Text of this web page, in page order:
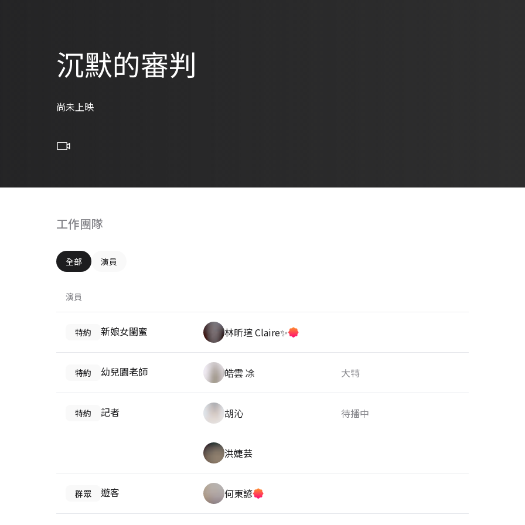
沉默的審判
尚未上映
工作團隊
全部 演員
演員
特約 新娘女閨蜜 林昕瑄 Claire✨
特約 幼兒園老師 皓雲 凃 大特
特約 記者 胡沁 待播中
洪婕芸
群眾 遊客 何東諺